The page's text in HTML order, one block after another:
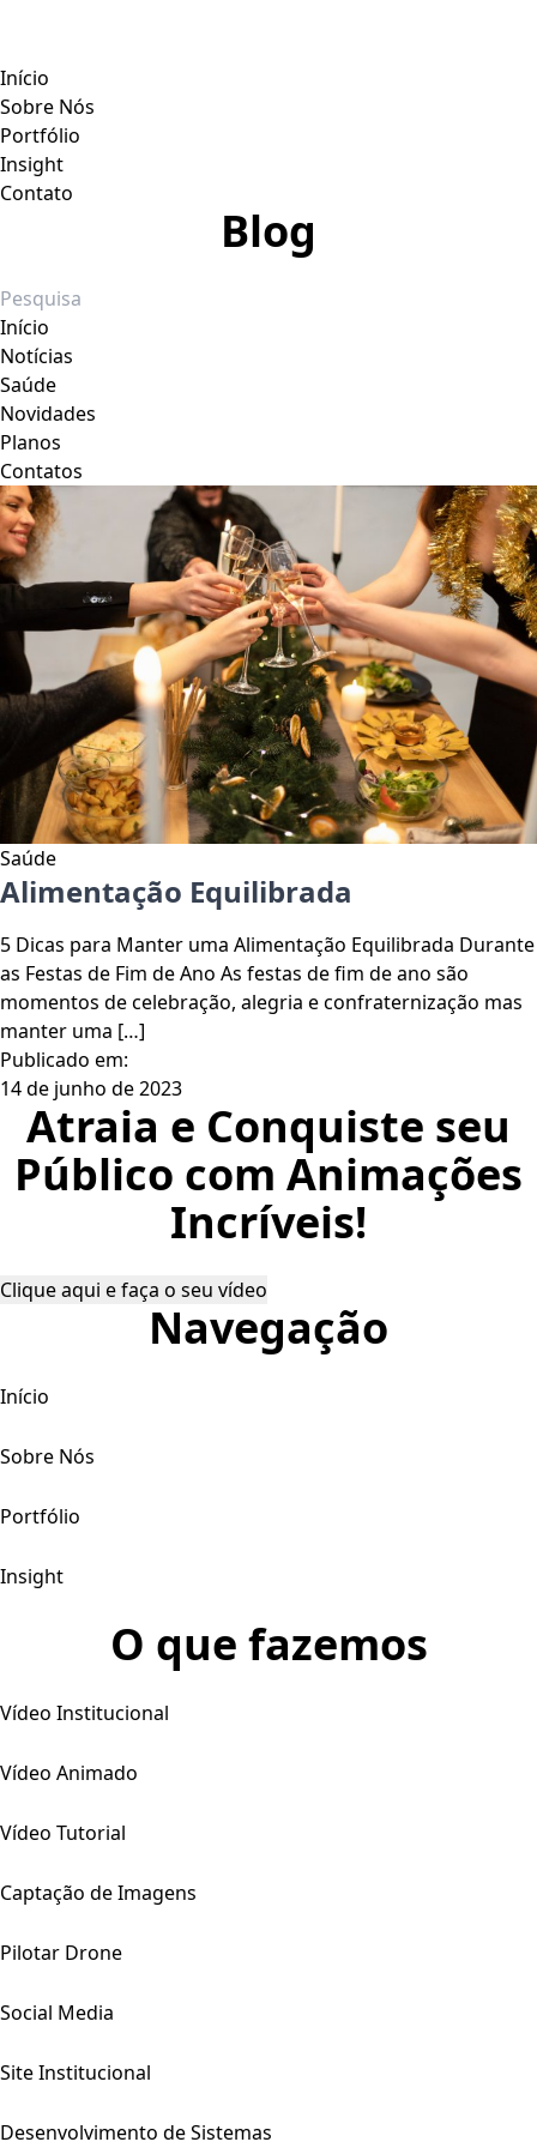
Início
Sobre Nós
Portfólio
Insight
Contato
Blog
Início
Notícias
Saúde
Novidades
Planos
Contatos
Saúde
Alimentação Equilibrada
5 Dicas para Manter uma Alimentação Equilibrada Durante
as Festas de Fim de Ano As festas de fim de ano são
momentos de celebração, alegria e confraternização mas
manter uma […]
Publicado em:
14 de junho de 2023
Atraia e Conquiste seu
Público com Animações
Incríveis!
Clique aqui e faça o seu vídeo
Navegação
Início
Sobre Nós
Portfólio
Insight
O que fazemos
Vídeo Institucional
Vídeo Animado
Vídeo Tutorial
Captação de Imagens
Pilotar Drone
Social Media
Site Institucional
Desenvolvimento de Sistemas